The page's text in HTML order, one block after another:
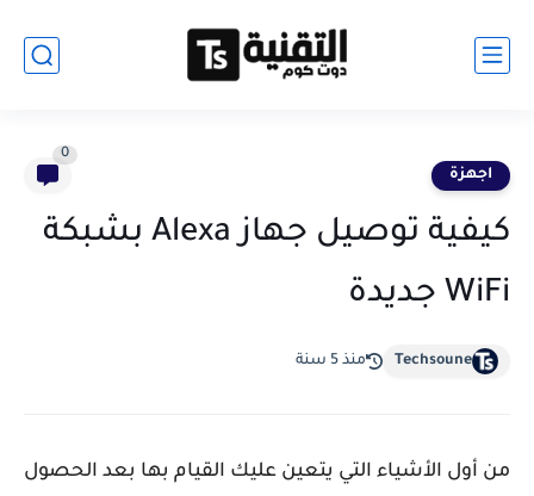
اجهزة
0
كيفية توصيل جهاز Alexa بشبكة
WiFi جديدة
Techsoune منذ 5 سنة
من أول الأشياء التي يتعين عليك القيام بها بعد الحصول